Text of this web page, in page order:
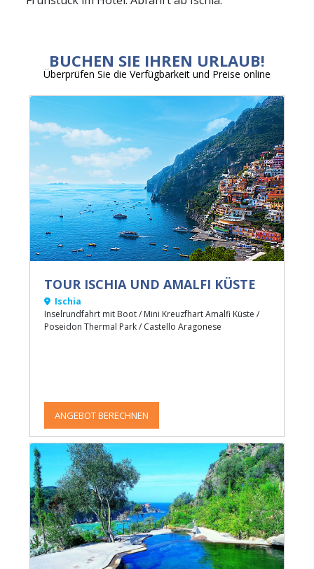
BUCHEN SIE IHREN URLAUB!
Überprüfen Sie die Verfügbarkeit und Preise online
TOUR ISCHIA UND AMALFI KÜSTE
Ischia
Inselrundfahrt mit Boot / Mini Kreuzfhart Amalfi Küste /
Poseidon Thermal Park / Castello Aragonese
ANGEBOT BERECHNEN